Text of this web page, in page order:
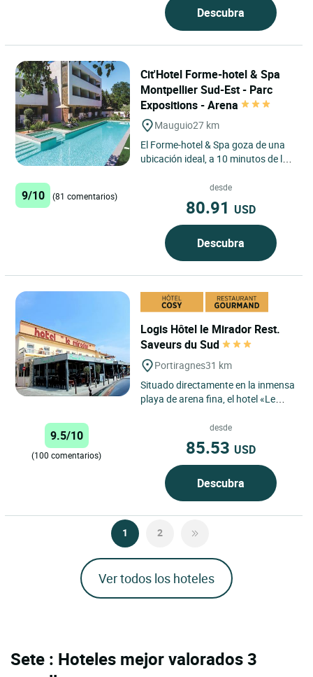
Descubra
Cit'Hotel Forme-hotel & Spa
Montpellier Sud-Est - Parc
Expositions - Arena
Mauguio27 km
El Forme-hotel & Spa goza de una
ubicación ideal, a 10 minutos de las
9/10 (81 comentarios)
desde
80.91 USD
Descubra
Logis Hôtel le Mirador Rest.
Saveurs du Sud
Portiragnes31 km
Situado directamente en la inmensa
playa de arena fina, el hotel «Le
espléndidas al Mediterráneo....
9.5/10
(100 comentarios)
desde
85.53 USD
Descubra
1 2
Ver todos los hoteles
Sete : Hoteles mejor valorados 3